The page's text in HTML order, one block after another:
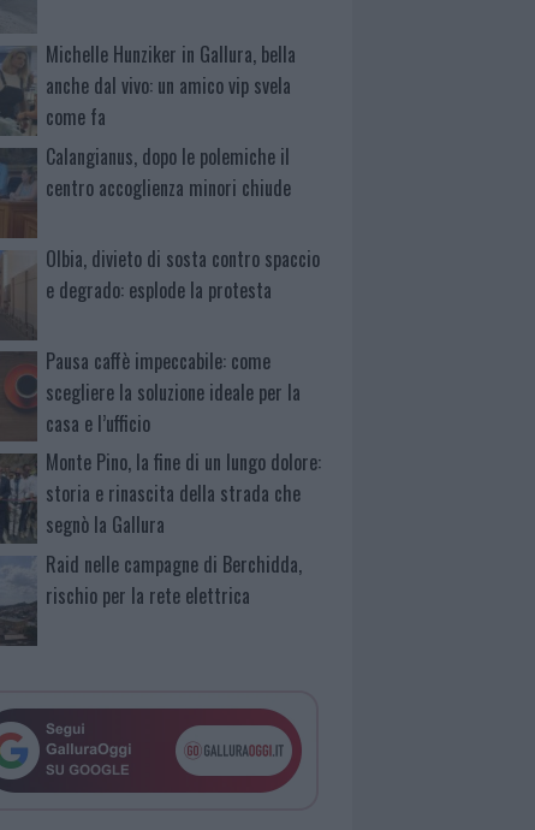
Michelle Hunziker in Gallura, bella
anche dal vivo: un amico vip svela
come fa
Calangianus, dopo le polemiche il
centro accoglienza minori chiude
Olbia, divieto di sosta contro spaccio
e degrado: esplode la protesta
Pausa caffè impeccabile: come
scegliere la soluzione ideale per la
casa e l’ufficio
Monte Pino, la fine di un lungo dolore:
storia e rinascita della strada che
segnò la Gallura
Raid nelle campagne di Berchidda,
rischio per la rete elettrica